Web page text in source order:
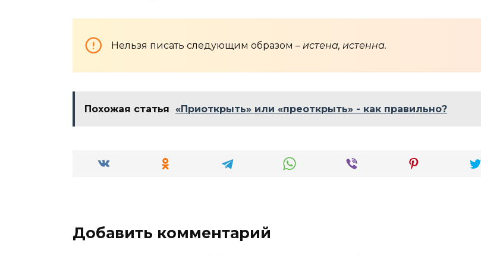
Нельзя писать следующим образом – истена, истенна.
Похожая статья «Приоткрыть» или «преоткрыть» - как правильно?
Добавить комментарий